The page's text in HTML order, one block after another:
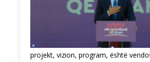
projekt, vizion, program, është